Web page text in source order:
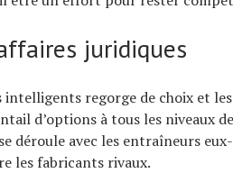
juridiques
intelligents regorge de choix et
d’options à tous les niveaux
déroule avec les entraîneurs
les fabricants rivaux.